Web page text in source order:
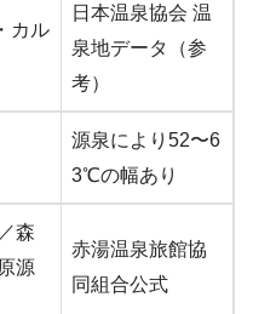
カル
日本温泉協会 温
泉地データ（参
考）
源泉により52〜6
3℃の幅あり
森
源
赤湯温泉旅館協
同組合公式